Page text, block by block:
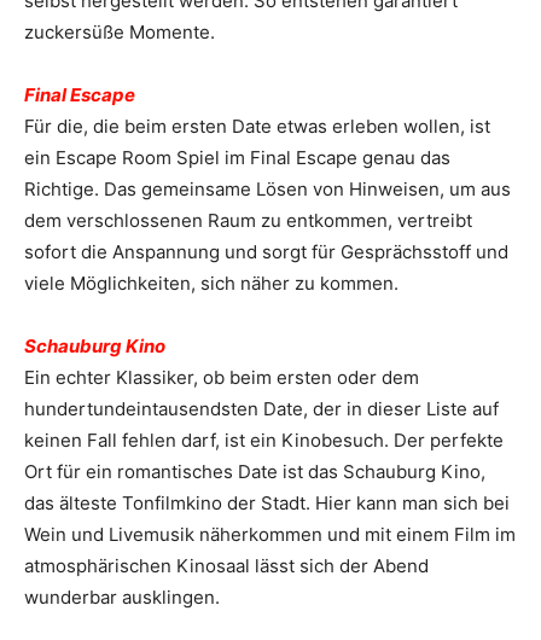
zuckersüße Momente.
Final Escape
Für die, die beim ersten Date etwas erleben wollen, ist
ein Escape Room Spiel im Final Escape genau das
Richtige. Das gemeinsame Lösen von Hinweisen, um aus
dem verschlossenen Raum zu entkommen, vertreibt
sofort die Anspannung und sorgt für Gesprächsstoff und
viele Möglichkeiten, sich näher zu kommen.
Schauburg Kino
Ein echter Klassiker, ob beim ersten oder dem
hundertundeintausendsten Date, der in dieser Liste auf
keinen Fall fehlen darf, ist ein Kinobesuch. Der perfekte
Ort für ein romantisches Date ist das Schauburg Kino,
das älteste Tonfilmkino der Stadt. Hier kann man sich bei
Wein und Livemusik näherkommen und mit einem Film im
atmosphärischen Kinosaal lässt sich der Abend
wunderbar ausklingen.